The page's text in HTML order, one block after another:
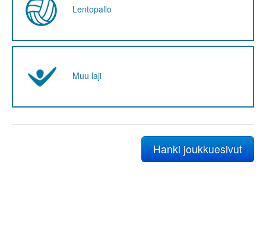
Lentopallo
Muu laji
Hanki joukkuesivut